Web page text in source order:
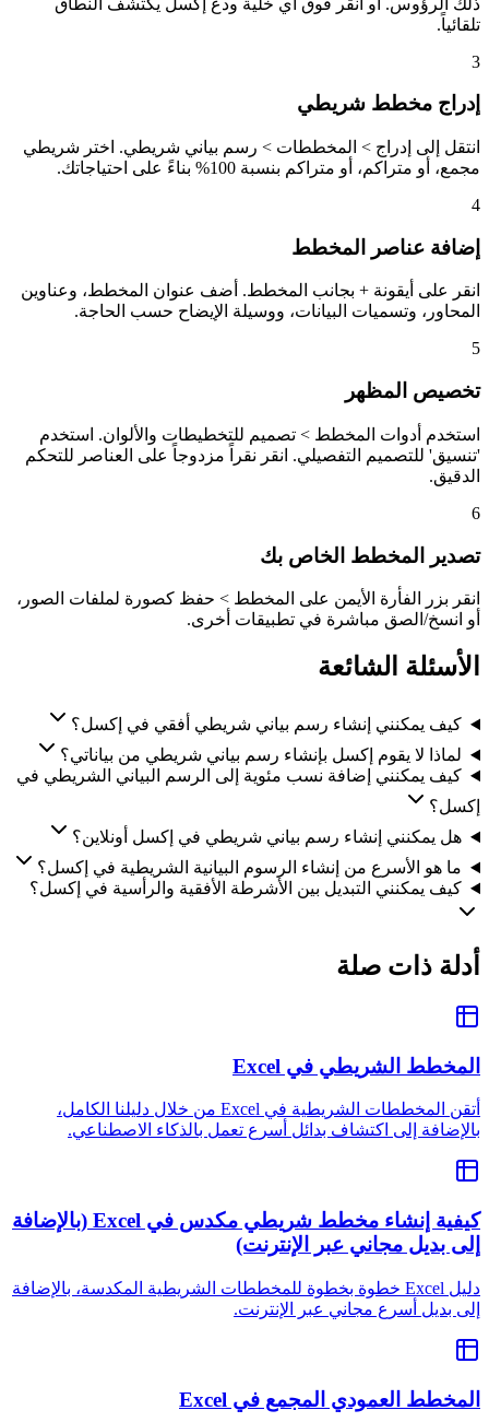
تلقائياً.
3
إدراج مخطط شريطي
انتقل إلى إدراج > المخططات > رسم بياني شريطي. اختر شريطي
مجمع، أو متراكم، أو متراكم بنسبة 100% بناءً على احتياجاتك.
4
إضافة عناصر المخطط
انقر على أيقونة + بجانب المخطط. أضف عنوان المخطط، وعناوين
المحاور، وتسميات البيانات، ووسيلة الإيضاح حسب الحاجة.
5
تخصيص المظهر
استخدم أدوات المخطط > تصميم للتخطيطات والألوان. استخدم
'تنسيق' للتصميم التفصيلي. انقر نقراً مزدوجاً على العناصر للتحكم
الدقيق.
6
تصدير المخطط الخاص بك
انقر بزر الفأرة الأيمن على المخطط > حفظ كصورة لملفات الصور،
أو انسخ/الصق مباشرة في تطبيقات أخرى.
الأسئلة الشائعة
كيف يمكنني إنشاء رسم بياني شريطي أفقي في إكسل؟
لماذا لا يقوم إكسل بإنشاء رسم بياني شريطي من بياناتي؟
كيف يمكنني إضافة نسب مئوية إلى الرسم البياني الشريطي في
إكسل؟
هل يمكنني إنشاء رسم بياني شريطي في إكسل أونلاين؟
ما هو الأسرع من إنشاء الرسوم البيانية الشريطية في إكسل؟
كيف يمكنني التبديل بين الأشرطة الأفقية والرأسية في إكسل؟
أدلة ذات صلة
المخطط الشريطي في Excel
أتقن المخططات الشريطية في Excel من خلال دليلنا الكامل،
بالإضافة إلى اكتشاف بدائل أسرع تعمل بالذكاء الاصطناعي.
كيفية إنشاء مخطط شريطي مكدس في Excel (بالإضافة
إلى بديل مجاني عبر الإنترنت)
دليل Excel خطوة بخطوة للمخططات الشريطية المكدسة، بالإضافة
إلى بديل أسرع مجاني عبر الإنترنت.
المخطط العمودي المجمع في Excel